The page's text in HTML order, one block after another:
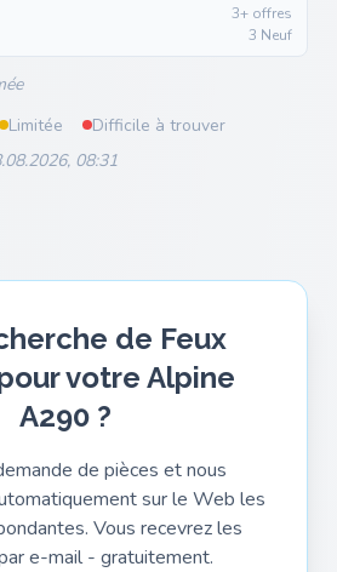
3+ offres
3 Neuf
Limitée
Difficile à trouver
08:31
de Feux
votre Alpine
A290 ?
de pièces et nous
sur le Web les
Vous recevrez les
e-mail - gratuitement.